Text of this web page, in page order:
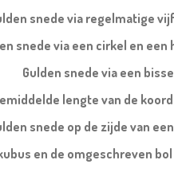
snede via regelmatige
snede via een cirkel en een
Gulden snede via een
lengte van de
snede op de zijde van
en de omgeschreven bol